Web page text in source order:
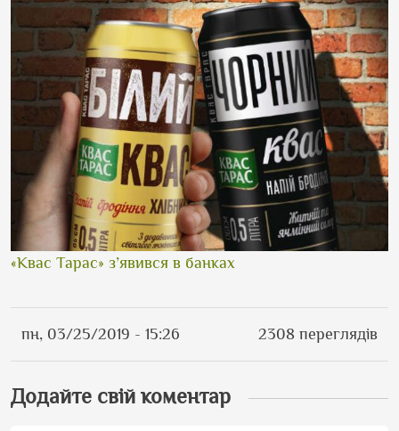
«Квас Тарас» з’явився в банках
пн, 03/25/2019 - 15:26 2308 переглядів
Додайте свій коментар